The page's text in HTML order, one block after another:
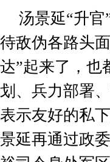
汤景延“升官
待敌伪各路头
达”起来了，也
划、兵力部署
表示友好的私
景延再通过政